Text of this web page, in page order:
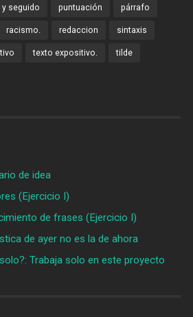
seguido puntuación párrafo
racismo. redaccion sintaxis
texto expositivo. tilde
de idea
(Ejercicio I)
de frases (Ejercicio I)
de ayer no es la de ahora
Trabaja solo en este proyecto